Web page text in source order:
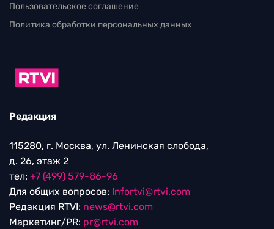
Пользовательское соглашение
Политика обработки персональных данных
Редакция
115280, г. Москва, ул. Ленинская слобода,
д. 26, этаж 2
тел: +7 (499) 579-86-96
Для общих вопросов: Infortvi@rtvi.com
Редакция RTVI: news@rtvi.com
Маркетинг/PR: pr@rtvi.com